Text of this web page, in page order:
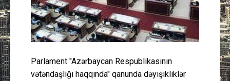
Layihə
Cəmiyyət
Parlament "Azərbaycan Respublikasının
vətəndaşlığı haqqında" qanunda dəyişikliklər